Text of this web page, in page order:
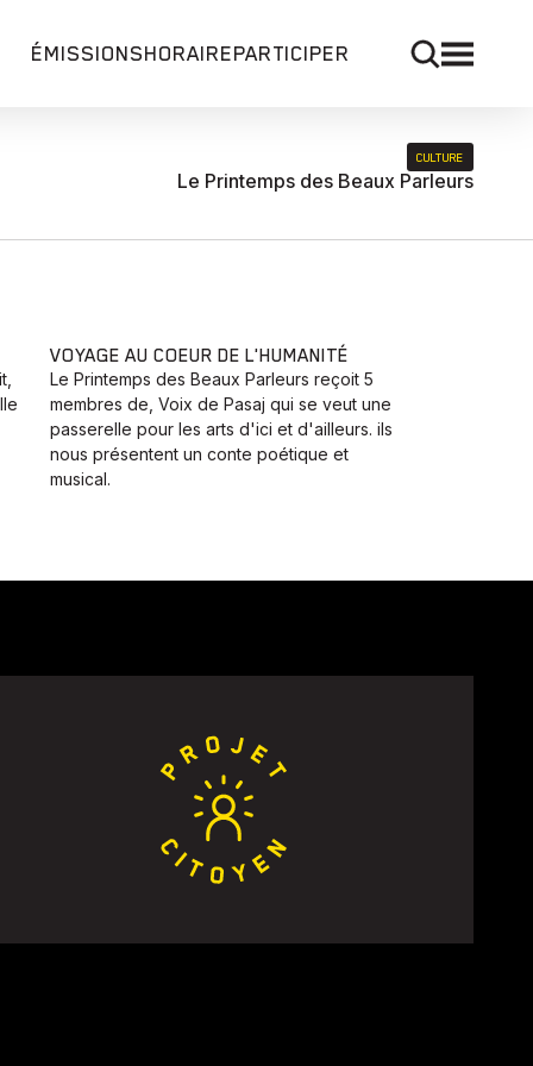
ÉMISSIONSHORAIREPARTICIPER
CULTURE
Le Printemps des Beaux Parleurs
VOYAGE AU COEUR DE L'HUMANITÉ
Le Printemps des Beaux Parleurs reçoit 5
membres de, Voix de Pasaj qui se veut une
passerelle pour les arts d'ici et d'ailleurs. ils
nous présentent un conte poétique et
musical.